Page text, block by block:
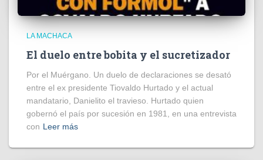
LA MACHACA
El duelo entre bobita y el sucretizador
Por el Muérgano. Un duelo de declaraciones se desató
entre el ex presidente Tiovaldo Hurtado y el actual
mandatario, Danielito el travieso. Hurtado quien
gobernó el país por sucesión en 1981, en una entrevista
con Leer más